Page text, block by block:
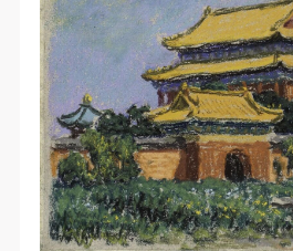
三、肖像权使用期限
永久使用。
四、许可使用费用
带有甲方肖像作品的拍摄费用由
乙方于拍摄完带有甲方肖像的
费用。
附则
（1）、本协议未尽事宜，经双
三、肖像权使用期限
永久使用。
四、许可使用费用
带有甲方肖像作品的拍摄费用由
乙方于拍摄完带有甲方肖像的
费用。
附则
（1）、本协议未尽事宜，经双
三、肖像权使用期限
永久使用。
四、许可使用费用
带有甲方肖像作品的拍摄费用由
乙方于拍摄完带有甲方肖像的
费用。
附则
（1）、本协议未尽事宜，经双